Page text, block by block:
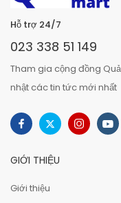
Hỗ trợ 24/7
023 338 51 149
Tham gia cộng đồng
nhật các tin tức mới nhất
GIỚI THIỆU
Giới thiệu